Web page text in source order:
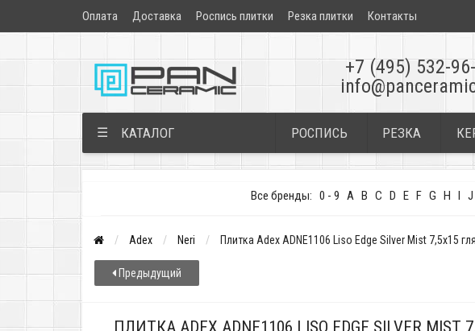
Оплата Доставка Роспись плитки Резка плитки Контакты
+7 (495) 532-
☰ КАТАЛОГ РОСПИСЬ РЕЗКА
Все бренды: 0 - 9 A B C D E F G H I J
Adex Neri Плитка Adex ADNE1106 Liso Edge Silver Mist 7,5x15
Предыдущий
ПЛИТКА ADEX ADNE1106 LISO EDGE SILVER MIST